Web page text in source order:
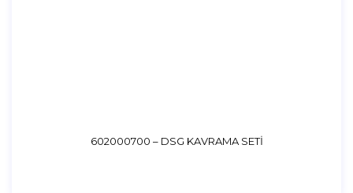
602000700 – DSG KAVRAMA SETİ